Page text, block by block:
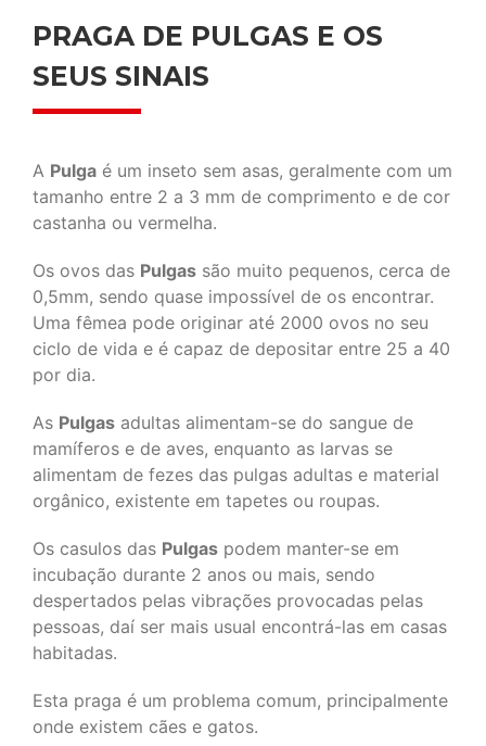
PRAGA DE PULGAS E OS
SEUS SINAIS
A Pulga é um inseto sem asas, geralmente com um
tamanho entre 2 a 3 mm de comprimento e de cor
castanha ou vermelha.
Os ovos das Pulgas são muito pequenos, cerca de
0,5mm, sendo quase impossível de os encontrar.
Uma fêmea pode originar até 2000 ovos no seu
ciclo de vida e é capaz de depositar entre 25 a 40
por dia.
As Pulgas adultas alimentam-se do sangue de
mamíferos e de aves, enquanto as larvas se
alimentam de fezes das pulgas adultas e material
orgânico, existente em tapetes ou roupas.
Os casulos das Pulgas podem manter-se em
incubação durante 2 anos ou mais, sendo
despertados pelas vibrações provocadas pelas
pessoas, daí ser mais usual encontrá-las em casas
habitadas.
Esta praga é um problema comum, principalmente
onde existem cães e gatos.